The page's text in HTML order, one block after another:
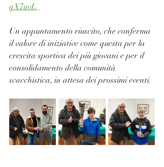
qX7uvL
Un appuntamento riuscito, che conferma
il valore di iniziative come questa per la
crescita sportiva dei più giovani e per il
consolidamento della comunità
scacchistica, in attesa dei prossimi eventi.